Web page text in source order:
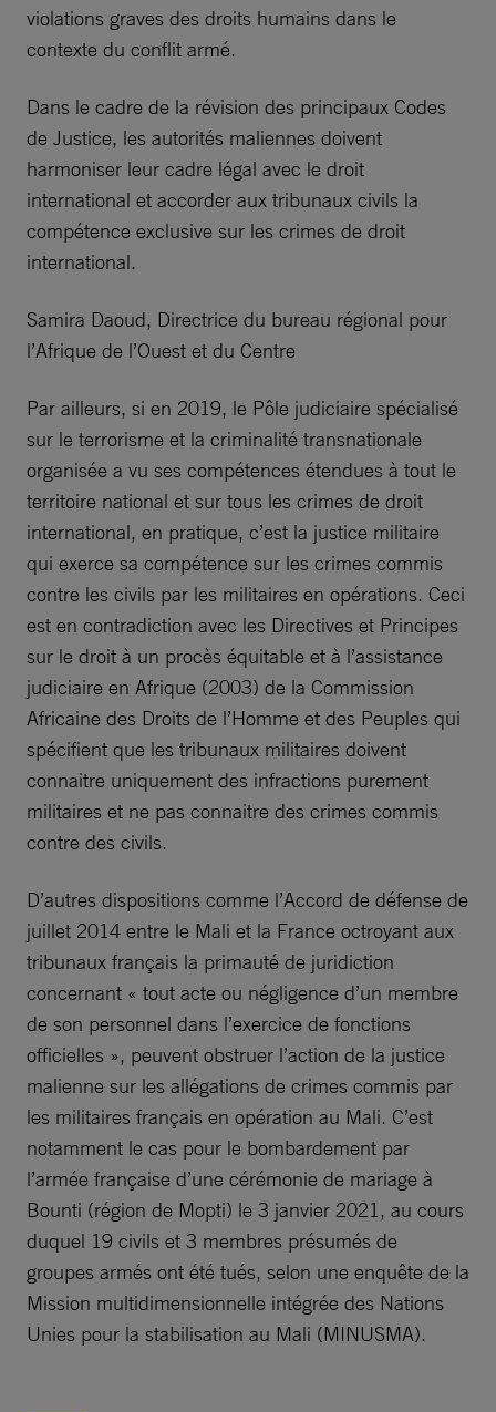
violations graves des droits humains dans le
contexte du conflit armé.
Dans le cadre de la révision des principaux Codes
de Justice, les autorités maliennes doivent
harmoniser leur cadre légal avec le droit
international et accorder aux tribunaux civils la
compétence exclusive sur les crimes de droit
international.
Samira Daoud, Directrice du bureau régional pour
l’Afrique de l’Ouest et du Centre
Par ailleurs, si en 2019, le Pôle judiciaire spécialisé
sur le terrorisme et la criminalité transnationale
organisée a vu ses compétences étendues à tout le
territoire national et sur tous les crimes de droit
international, en pratique, c’est la justice militaire
qui exerce sa compétence sur les crimes commis
contre les civils par les militaires en opérations. Ceci
est en contradiction avec les Directives et Principes
sur le droit à un procès équitable et à l’assistance
judiciaire en Afrique (2003) de la Commission
Africaine des Droits de l’Homme et des Peuples qui
spécifient que les tribunaux militaires doivent
connaitre uniquement des infractions purement
militaires et ne pas connaitre des crimes commis
contre des civils.
D’autres dispositions comme l’Accord de défense de
juillet 2014 entre le Mali et la France octroyant aux
tribunaux français la primauté de juridiction
concernant « tout acte ou négligence d’un membre
de son personnel dans l’exercice de fonctions
officielles », peuvent obstruer l’action de la justice
malienne sur les allégations de crimes commis par
les militaires français en opération au Mali. C’est
notamment le cas pour le bombardement par
l’armée française d’une cérémonie de mariage à
Bounti (région de Mopti) le 3 janvier 2021, au cours
duquel 19 civils et 3 membres présumés de
groupes armés ont été tués, selon une enquête de la
Mission multidimensionnelle intégrée des Nations
Unies pour la stabilisation au Mali (MINUSMA).